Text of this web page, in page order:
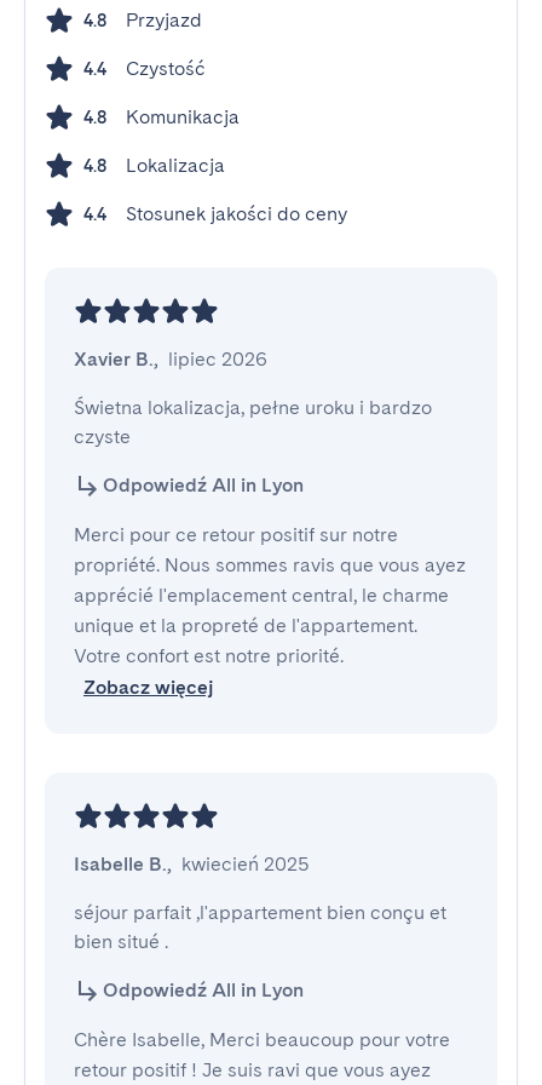
4.8 Przyjazd
4.4 Czystość
4.8 Komunikacja
4.8 Lokalizacja
4.4 Stosunek jakości do ceny
Xavier B., lipiec 2026
Świetna lokalizacja, pełne uroku i bardzo
czyste
Odpowiedź All in Lyon
Merci pour ce retour positif sur notre
propriété. Nous sommes ravis que vous ayez
apprécié l'emplacement central, le charme
unique et la propreté de l'appartement.
Votre confort est notre priorité.
Zobacz więcej
Isabelle B., kwiecień 2025
séjour parfait ,l'appartement bien conçu et
bien situé .
Odpowiedź All in Lyon
Chère Isabelle, Merci beaucoup pour votre
retour positif ! Je suis ravi que vous ayez